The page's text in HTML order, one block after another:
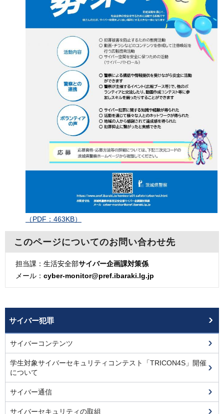
（PDF：463KB）
このページについてのお問い合わせ先
担当課：生活安全部サイバー企画課対策係
メール： cyber-monitor@pref.ibaraki.lg.jp
サイバー犯罪
サイバーコンテンツ
学生対象サイバーセキュリティコンテスト「TRICON4S」開催
について
サイバー通信
サイバーセキュリティの取組